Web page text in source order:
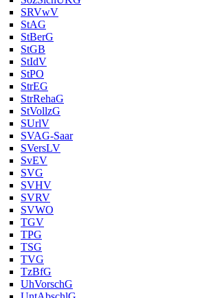
SRVwV
StAG
StBerG
StGB
StIdV
StPO
StrEG
StrRehaG
StVollzG
SUrlV
SVAG-Saar
SVersLV
SvEV
SVG
SVHV
SVRV
SVWO
TGV
TPG
TSG
TVG
TzBfG
UhVorschG